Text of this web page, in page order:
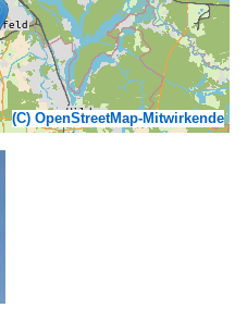
(C) OpenStreetMap-Mitwirkende